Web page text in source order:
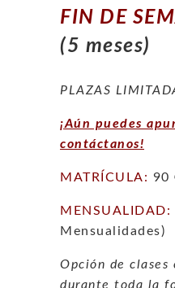
FIN DE
(5 meses)
PLAZAS
¡Aún puedes
contáctanos!
MATRÍCULA: 90
MENSUALIDAD:
Mensualidades)
Opción de
durante toda la